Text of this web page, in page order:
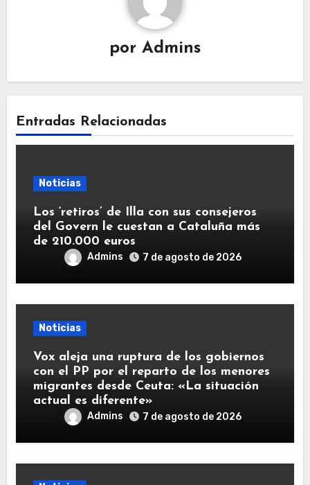
por Admins
Entradas Relacionadas
Noticias
Los ‘retiros’ de Illa con sus consejeros
del Govern le cuestan a Cataluña más
de 210.000 euros
Admins 7 de agosto de 2026
Noticias
Vox aleja una ruptura de los gobiernos
con el PP por el reparto de los menores
migrantes desde Ceuta: «La situación
actual es diferente»
Admins 7 de agosto de 2026